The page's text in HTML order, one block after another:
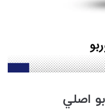
اصلي